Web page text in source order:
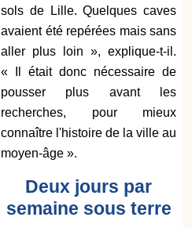
sols de Lille. Quelques caves
avaient été repérées mais sans
aller plus loin », explique-t-il.
« Il était donc nécessaire de
pousser plus avant les
recherches, pour mieux
connaître l'histoire de la ville au
moyen-âge ».
Deux jours par
semaine sous terre